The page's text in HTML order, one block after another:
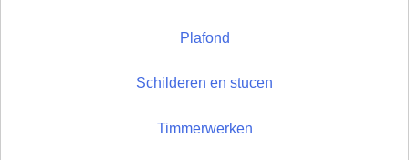
Plafond
Schilderen en stucen
Timmerwerken